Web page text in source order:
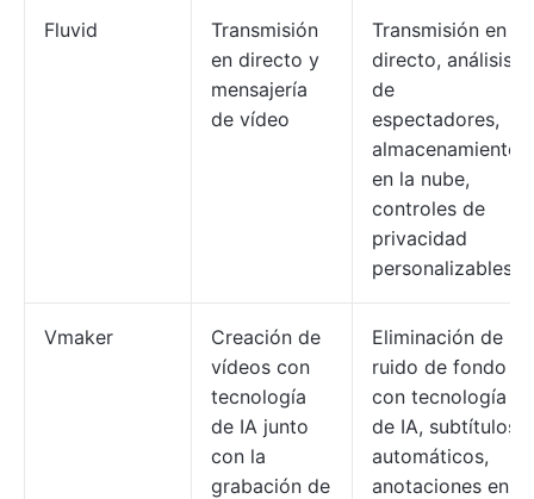
Fluvid
Transmisión
en directo y
mensajería
de vídeo
Transmisión en
directo, análisis
de
espectadores,
almacenamiento
en la nube,
controles de
privacidad
personalizables.
Vmaker
Creación de
vídeos con
tecnología
de IA junto
con la
grabación de
Eliminación de
ruido de fondo
con tecnología
de IA, subtítulos
automáticos,
anotaciones en